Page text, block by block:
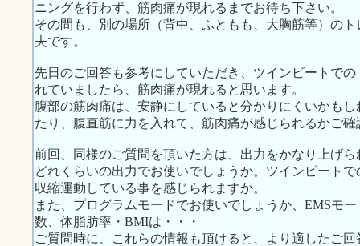
ニングを行わず、筋肉痛が現れるまでお待ち下さい。
その間も、別の場所（背中、ふともも、大胸筋等）の
夫です。
先日のご回答も参考にしていただき、ツインビートで
れていましたら、筋肉痛が現れると思います。
腹部の筋肉痛は、安静にしていると分かりにくいかも
たり、腹直筋に力を入れて、筋肉痛が感じられるかご確
前回、同様のご質問を頂いた方は、出力をかなり上げ
どれくらいの出力でお使いでしょうか。ツインビート
収縮運動している事を感じられますか。
また、プログラムモードでお使いでしょうか、EMSモ
数、体脂肪率・BMIは・・・
ご質問時に、これらの情報も頂けると、より適したご